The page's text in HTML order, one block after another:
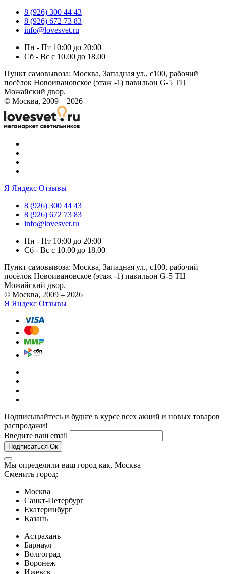
8 (926) 300 44 43
8 (926) 672 73 83
info@lovesvet.ru
Пн - Пт 10:00 до 20:00
Сб - Вс с 10.00 до 18.00
Пункт самовывоза: Москва, Западная ул., с100, рабочий
посёлок Новоивановское (этаж -1) павильон G-5 ТЦ
Можайский двор.
© Москва, 2009 – 2026
Я Яндекс Отзывы
8 (926) 300 44 43
8 (926) 672 73 83
info@lovesvet.ru
Пн - Пт 10:00 до 20:00
Сб - Вс с 10.00 до 18.00
Пункт самовывоза: Москва, Западная ул., с100, рабочий
посёлок Новоивановское (этаж -1) павильон G-5 ТЦ
Можайский двор.
© Москва, 2009 – 2026
Я Яндекс Отзывы
Подписывайтесь и будьте в курсе всех акций и новых товаров
распродажи!
Введите ваш email
Подписаться Ок
Мы определили ваш город как, Москва
Сменить город:
Москва
Санкт-Петербург
Екатеринбург
Казань
Астрахань
Барнаул
Волгоград
Воронеж
Ижевск